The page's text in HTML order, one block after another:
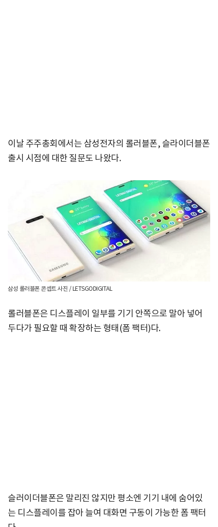
이날 주주총회에서는 삼성전자의 롤러블폰, 슬라이더블폰
출시 시점에 대한 질문도 나왔다.
삼성 롤러블폰 콘셉트 사진 / LETSGODIGITAL
롤러블폰은 디스플레이 일부를 기기 안쪽으로 말아 넣어
두다가 필요할 때 확장하는 형태(폼 팩터)다.
슬러이더블폰은 말리진 않지만 평소엔 기기 내에 숨어있
는 디스플레이를 잡아 늘여 대화면 구동이 가능한 폼 팩터